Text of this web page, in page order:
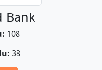
Bank
108
38